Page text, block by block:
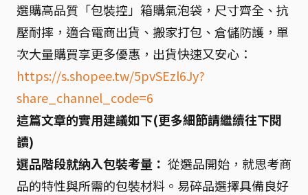
選購高品質「包裝控」箱購氣泡袋，尺寸齊全、抗
壓耐摔，適合電商出貨、搬家打包、倉儲防護，單
次大量購買享更多優惠，出貨快速又安心：
https://s.shopee.tw/5pvSEzl6Jy?
share_channel_code=6
這篇文章的實用建議如下(更多細節請繼續往下閱
讀)
選品階段就納入包裝考量： 從選品開始，就思考商
品的特性與所需的包裝材料。易碎品選擇具備良好